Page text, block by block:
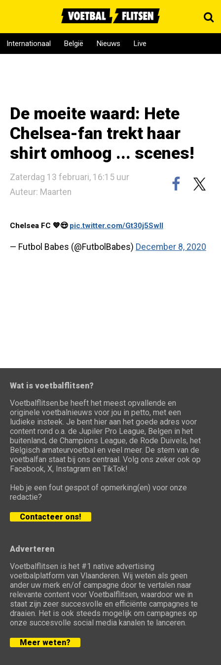
Internationaal België Nieuws Live
De moeite waard: Hete
Chelsea-fan trekt haar
shirt omhoog ... scenes!
Zaterdag 13 februari, 16:15 uur
Auteur: Maarten
Chelsea FC 💙😍 pic.twitter.com/Gt30j5SwII
— Futbol Babes (@FutbolBabes) December 8, 2020
Wat is voetbalflitsen?
Voetbalflitsen.be heeft het meest opvallende en
originele voetbalnieuws voor jou in petto, met een
ludieke insteek. Je bent hier aan het goede adres voor
content rond o.a. de Jupiler Pro League, Belgen in het
buitenland, de Champions League, de Rode Duivels, het
Belgisch amateurvoetbal en veel meer. De stem van de
voetbalfan staat bij ons centraal. Volg ons zeker ook op
Facebook, X, Instagram en TikTok!
Heb je een fout gespot of opmerking(en) voor onze
redactie?
Contacteer ons!
Adverteren
Voetbalflitsen is het #1 native advertising
voetbalplatform van Vlaanderen. Wij weten als geen
ander uw merk en/of campagne door te vertalen naar
relevante content voor Voetbalflitsen, waardoor we in
staat zijn zeer succesvolle en efficiënte campagnes te
draaien. Het is ook steeds mogelijk om campagnes op
onze succesvolle social media kanalen te lanceren.
Meer weten?